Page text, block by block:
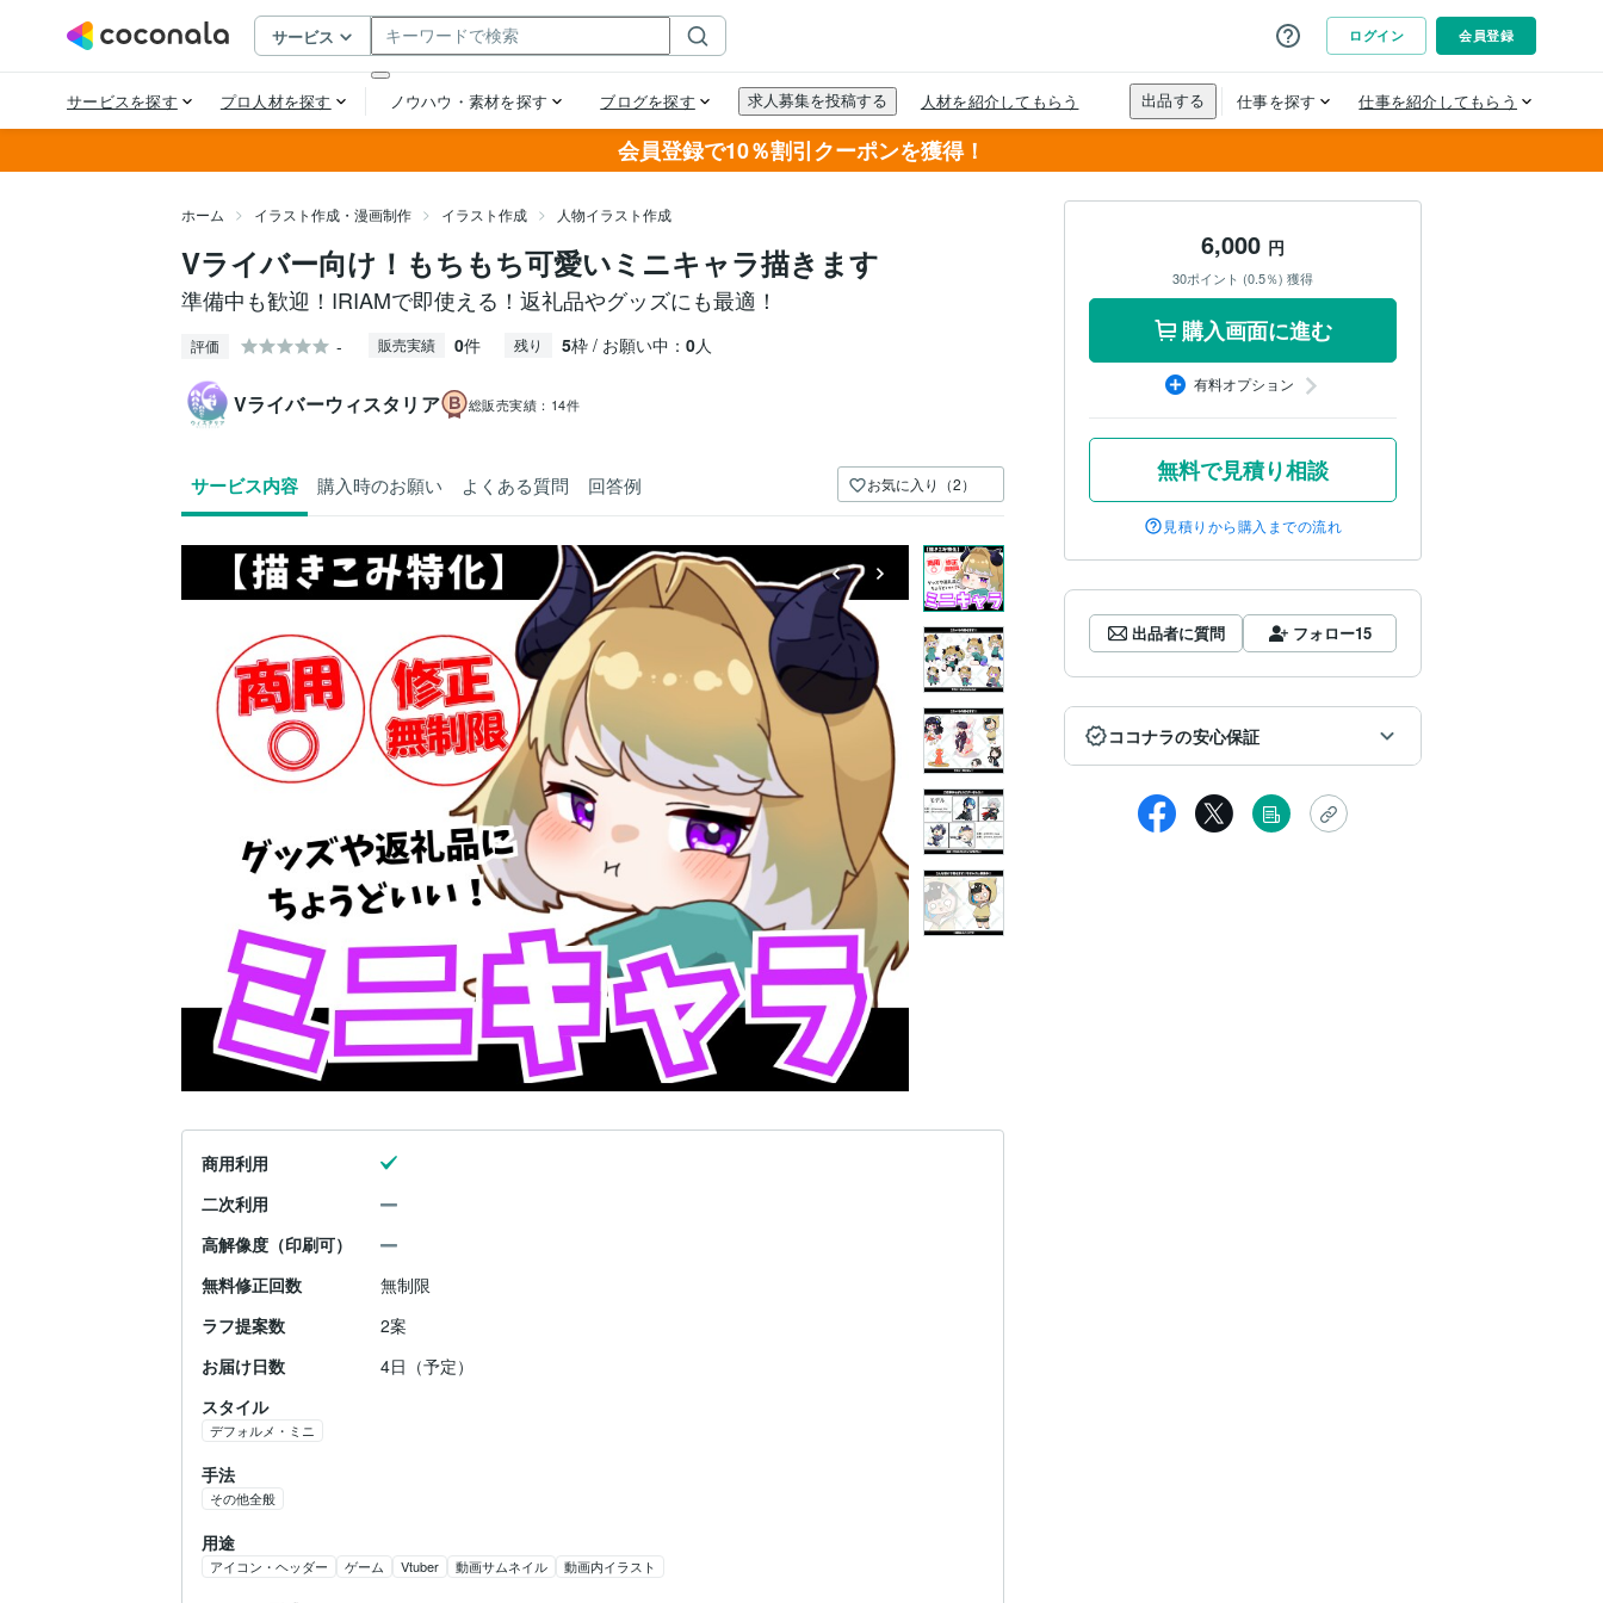
会員登録で10％割引クーポンを獲得！
ホーム イラスト作成・漫画制作 イラスト作成 人物イラスト作成
Vライバー向け！もちもち可愛いミニキャラ描きます
準備中も歓迎！IRIAMで即使える！返礼品やグッズにも最適！
評価 - 販売実績 0件 残り 5枠 / お願い中： 0人
Vライバーウィスタリア 総販売実績： 14件
サービス内容 購入時のお願い よくある質問 回答例 お気に入り（2）
商用利用
二次利用
高解像度（印刷可）
無料修正回数
無制限
ラフ提案数
2案
お届け日数
4日（予定）
スタイル
デフォルメ・ミニ
手法
その他全般
用途
アイコン・ヘッダー ゲーム Vtuber 動画サムネイル 動画内イラスト
6,000 円
30ポイント (0.5％) 獲得
購入画面に進む
有料オプション
無料で見積り相談
見積りから購入までの流れ
出品者に質問 フォロー15
ココナラの安心保証